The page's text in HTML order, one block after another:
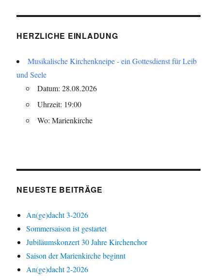
HERZLICHE EINLADUNG
Musikalische Kirchenkneipe - ein Gottesdienst für Leib
und Seele
Datum: 28.08.2026
Uhrzeit: 19:00
Wo: Marienkirche
NEUESTE BEITRÄGE
An(ge)dacht 3-2026
Sommersaison ist gestartet
Jubiläumskonzert 30 Jahre Kirchenchor
Saison der Marienkirche beginnt
An(ge)dacht 2-2026